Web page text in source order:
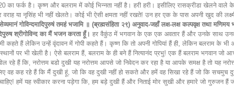
का फर्क है। कृष्ण और बलराम में कोई भिन्नता नहीं है। हरी हरी। इसीलिए रासक्रीडा खेलने
या नृसिंह भी नहीं खेलते। कोई भी ऐसी क्षमता नहीं रखते! उन हर एक के पास अपनी खुद की
गोविन्दमादिपुरुषं तमहं भजामि ॥ (ब्रह्मसंहिता २९) अनुवाद-जहाँ लक्ष-लक्ष कल्पवृक्ष तथा मणिमय
श्रीगोविन्द का मैं भजन करता हूँ। हर वैकुंठ में भगवान के एक एक अवतार हैं और उनके साथ उनकी
कहते हैं लेकिन उन्हें वृंदावन में गोपी कहते हैं। कृष्ण कि तो अपनी गोपियां हैं ही, लेकिन बलराम के
पर भी खेली है। ऐसे बलराम हैं, बलराम के ही बने हैं नित्यानंद प्रभु! एक हैं बलराम भगवान जो
रहे हैं कि, नरोत्तम बडो दुखी यह नरोत्तम आपसे जो निवेदन कर रहा है या आपके समक्ष है तो यह
वह कह रहे हैं कि मैं दुखी हूं, जो कि वह दुखी नहीं हो सकते और हमें वह सिखा रहे हैं जो कि सचमुच
हमें यह स्वीकार करना पड़ेगा कि, हम बड़े दुखी हैं और निताई मोर सुखी और हमारे जो गुरुजन हैं